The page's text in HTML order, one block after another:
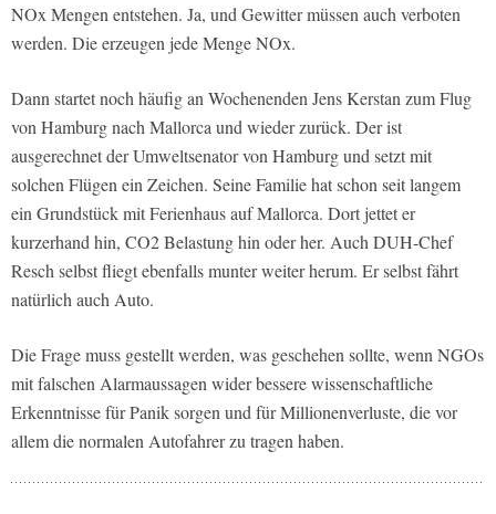
NOx Mengen entstehen. Ja, und Gewitter müssen auch verboten
werden. Die erzeugen jede Menge NOx.
Dann startet noch häufig an Wochenenden Jens Kerstan zum Flug
von Hamburg nach Mallorca und wieder zurück. Der ist
ausgerechnet der Umweltsenator von Hamburg und setzt mit
solchen Flügen ein Zeichen. Seine Familie hat schon seit langem
ein Grundstück mit Ferienhaus auf Mallorca. Dort jettet er
kurzerhand hin, CO2 Belastung hin oder her. Auch DUH-Chef
Resch selbst fliegt ebenfalls munter weiter herum. Er selbst fährt
natürlich auch Auto.
Die Frage muss gestellt werden, was geschehen sollte, wenn NGOs
mit falschen Alarmaussagen wider bessere wissenschaftliche
Erkenntnisse für Panik sorgen und für Millionenverluste, die vor
allem die normalen Autofahrer zu tragen haben.